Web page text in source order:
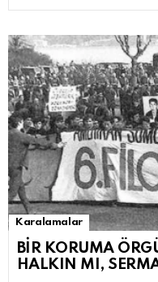
Karalamalar
BİR KORUMA
HALKIN MI,